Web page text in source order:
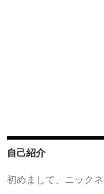
自己紹介
初めまして、ニック